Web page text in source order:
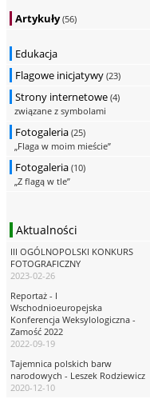
Artykuły (56)
Edukacja
Flagowe inicjatywy (23)
Strony internetowe (4)
związane z symbolami
Fotogaleria (25)
„Flaga w moim mieście”
Fotogaleria (10)
„Z flagą w tle”
Aktualności
III OGÓLNOPOLSKI KONKURS
FOTOGRAFICZNY
2023-02-26
Reportaż - I
Wschodnioeuropejska
Konferencja Weksylologiczna -
Zamość 2022
2022-09-19
Tajemnica polskich barw
narodowych - Leszek Rodziewicz
2020-12-10